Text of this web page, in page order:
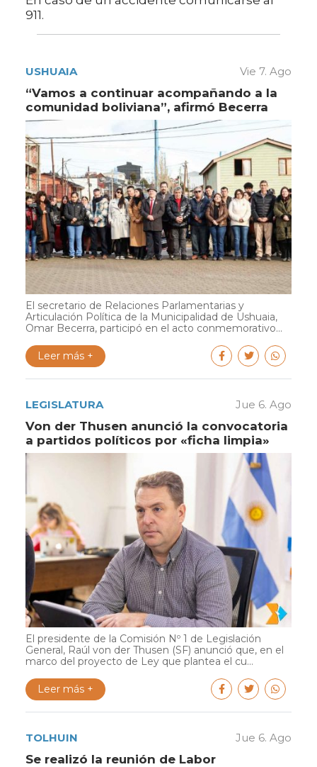
911.
USHUAIA Vie 7. Ago
“Vamos a continuar acompañando a la
comunidad boliviana”, afirmó Becerra
El secretario de Relaciones Parlamentarias y
Articulación Política de la Municipalidad de Ushuaia,
Omar Becerra, participó en el acto conmemorativo...
Leer más +
LEGISLATURA Jue 6. Ago
Von der Thusen anunció la convocatoria
a partidos políticos por «ficha limpia»
El presidente de la Comisión Nº 1 de Legislación
General, Raúl von der Thusen (SF) anunció que, en el
marco del proyecto de Ley que plantea el cu...
Leer más +
TOLHUIN Jue 6. Ago
Se realizó la reunión de Labor